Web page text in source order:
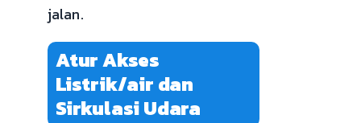
jalan.
Atur Akses
Listrik/air dan
Sirkulasi Udara